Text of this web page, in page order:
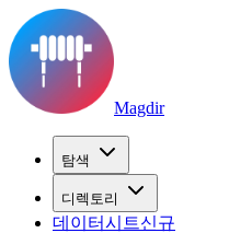
Magdir
탐색
디렉토리
데이터시트신규